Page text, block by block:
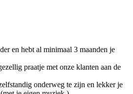
en hebt al minimaal 3 maanden je
praatje met onze klanten aan de
onderweg te zijn en lekker je